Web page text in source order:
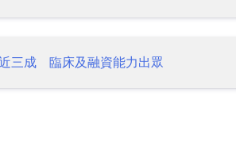
三成 臨床及融資能力出眾